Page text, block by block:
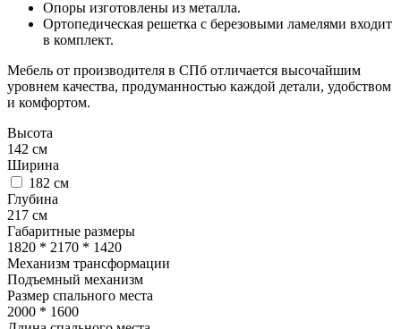
Опоры изготовлены из металла.
Ортопедическая решетка с березовыми ламелями входит
в комплект.
Мебель от производителя в СПб отличается высочайшим
уровнем качества, продуманностью каждой детали, удобством
и комфортом.
Высота
142 см
Ширина
182 см
Глубина
217 см
Габаритные размеры
1820 * 2170 * 1420
Механизм трансформации
Подъемный механизм
Размер спального места
2000 * 1600